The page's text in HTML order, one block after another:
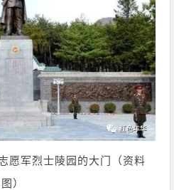
愿军烈士陵园的大门（资料
图）